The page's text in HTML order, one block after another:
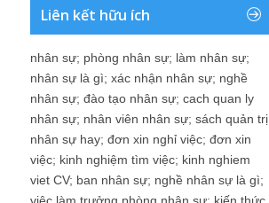
Liên kết hữu ích
nhân sự; phòng nhân sự; làm nhân sự;
nhân sự là gì; xác nhận nhân sự; nghề
nhân sự; đào tạo nhân sự; cach quan ly
nhân sự; nhân viên nhân sự; sách quản trị
nhân sự hay; đơn xin nghỉ việc; đơn xin
việc; kinh nghiệm tìm việc; kinh nghiem
viet CV; ban nhân sự; nghề nhân sự là gì;